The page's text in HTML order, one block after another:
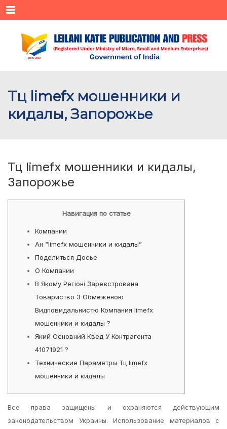
Menu
Тц limefx мошенники и
кидалы, Запорожье
Тц limefx мошенники и кидалы,
Запорожье
Навигация по статье
Компании
Ан “limefx мошенники и кидалы”
Поделиться Досье
О Компании
В Якому Регіоні Зареєстрована
Товариство З Обмеженою
Видповидальнистю Компания limefx
мошенники и кидалы ?
Який Основний Квед У Контрагента
41071921 ?
Технические Параметры Тц limefx
мошенники и кидалы
Все права защищены и охраняются действующим
законодательством Украины. Использование материалов с